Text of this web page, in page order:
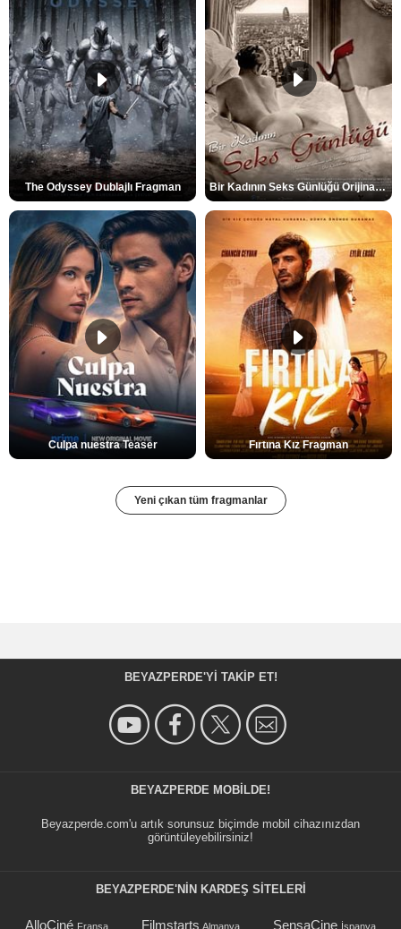
The Odyssey Dublajlı Fragman Bir Kadının Seks Günlüğü Orijinal Fragman
Culpa nuestra Teaser Fırtına Kız Fragman
Yeni çıkan tüm fragmanlar
BEYAZPERDE'YI TAKIP ET!
BEYAZPERDE MOBILDE!
Beyazperde.com'u artık sorunsuz biçimde mobil cihazınızdan
görüntüleyebilirsiniz!
BEYAZPERDE'NIN KARDEŞ SİTELERİ
AlloCiné Fransa Filmstarts Almanya SensaCine İspanya